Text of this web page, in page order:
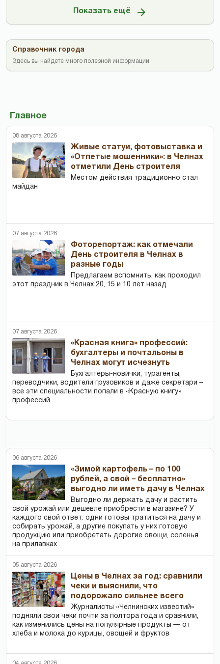
Показать ещё
Справочник города
Здесь вы найдете много полезной информации
Главное
08 августа 2026
Живые статуи, фотовыставка и
«Отпетые мошенники»: в Челнах
отметили День строителя
Местом действия традиционно стал
майдан
07 августа 2026
Фоторепортаж: как отмечали
День строителя в Челнах в
разные годы
Предлагаем вспомнить, как проходил
этот праздник в Челнах 20, 15 и 10 лет назад
07 августа 2026
«Красная книга» профессий:
бухгалтеры и почтальоны в
Челнах могут исчезнуть
Бухгалтеры-новички, тур­агенты,
переводчики, водители грузовиков и даже секретари –
все эти специальности попали в «Красную книгу»
профессий
06 августа 2026
«Зимой картофель – по 100
рублей, а свой – бесплатно»
выгодно ли иметь дачу в Челнах
Выгодно ли держать дачу и растить
свой урожай или дешевле приобрести в магазине? У
каждого свой ответ: одни готовы тратиться на дачу и
собирать урожай, а другие покупать у них готовую
продукцию или приобретать дорогие овощи, соленья
на прилавках
05 августа 2026
Цены в Челнах за год: сравнили
чеки и выяснили, что
подорожало сильнее всего
Журналисты «Челнинских известий»
подняли свои чеки почти за полтора года и сравнили,
как изменились цены на популярные продукты — от
хлеба и молока до курицы, овощей и фруктов